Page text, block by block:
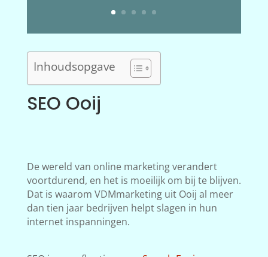
Inhoudsopgave
SEO Ooij
De wereld van online marketing verandert
voortdurend, en het is moeilijk om bij te blijven.
Dat is waarom VDMmarketing uit Ooij al meer
dan tien jaar bedrijven helpt slagen in hun
internet inspanningen.